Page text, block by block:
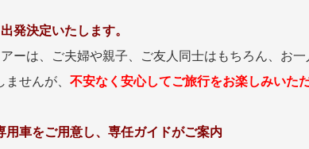
探す
ーロッパの田舎（村・町）
名門・名物ホテルに
グルメ リゾート 一都市滞在 お祭り・イベ
行く
音楽鑑賞
探す
祭り 季節の風景 特別企画
ラグジュ
ななつ星in九州
TWILIGHT EXPRESS 瑞風
を味わう
発決定いたします。
ーは、ご夫婦や親子、ご友人同士はもちろん、お
せんが、 不安なく安心してご旅行をお楽しみいた
用車をご用意し、専任ガイドがご案内